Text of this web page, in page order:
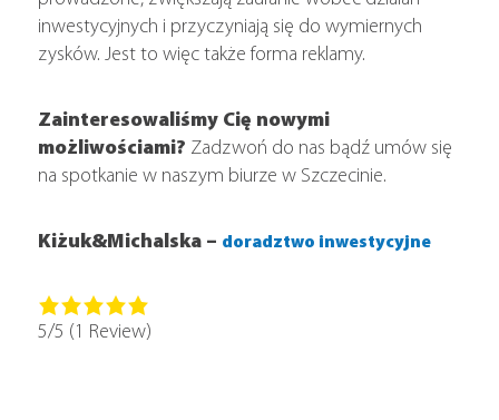
inwestycyjnych i przyczyniają się do wymiernych
zysków. Jest to więc także forma reklamy.
Zainteresowaliśmy Cię nowymi
możliwościami? Zadzwoń do nas bądź umów się
na spotkanie w naszym biurze w Szczecinie.
Kiżuk&Michalska – doradztwo inwestycyjne
5/5 (1 Review)